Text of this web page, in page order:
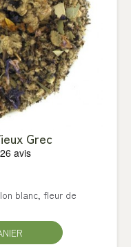
Grec
blanc, fleur de